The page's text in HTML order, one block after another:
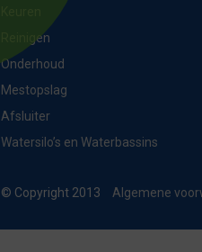
Reinigen
Onderhoud
Mestopslag
Afsluiter
Watersilo’s en Waterbassins
© Copyright 2013 Algemene